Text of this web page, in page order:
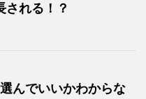
される！？
んでいいかわからな